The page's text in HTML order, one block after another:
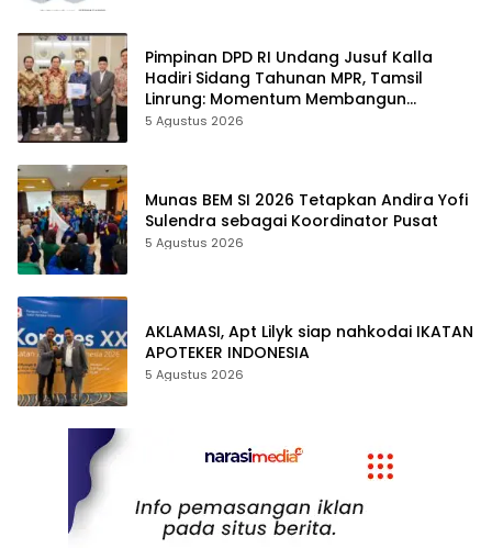
Pimpinan DPD RI Undang Jusuf Kalla
Hadiri Sidang Tahunan MPR, Tamsil
Linrung: Momentum Membangun
Solidaritas Kepemimpinan Bangsa
5 Agustus 2026
Munas BEM SI 2026 Tetapkan Andira Yofi
Sulendra sebagai Koordinator Pusat
5 Agustus 2026
AKLAMASI, ​Apt Lilyk siap nahkodai IKATAN
APOTEKER INDONESIA
5 Agustus 2026